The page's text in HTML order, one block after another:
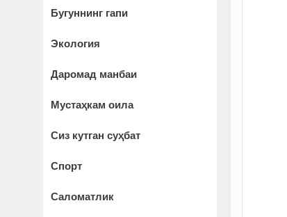
Бугуннинг гапи
Экология
Даромад манбаи
Мустаҳкам оила
Сиз кутган суҳбат
Спорт
Саломатлик